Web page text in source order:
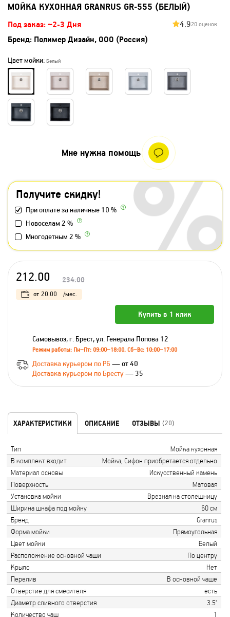
МОЙКА КУХОННАЯ GRANRUS GR-555 (БЕЛЫЙ)
Под заказ: ~2-3 Дня 4.920 оценок
Бренд: Полимер Дизайн, ООО (Россия)
Цвет мойки: Белый
Получите скидку!
При оплате за наличные 10 %
Новоселам 2 %
Многодетным 2 %
Мне нужна помощь
212.00 234.00
от 20.00 /мес.
Купить в 1 клик
Самовывоз, г. Брест, ул. Генерала Попова 12
Режим работы: Пн–Пт: 09:00–18:00, Сб–Вс: 10:00–17:00
Доставка курьером по РБ — от 40
Доставка курьером по Бресту— 35
ХАРАКТЕРИСТИКИ ОПИСАНИЕ ОТЗЫВЫ (20)
Тип
Мойка кухонная
В комплект входит
Мойка, Сифон приобретается отдельно
Материал основы
Искусственный камень
Поверхность
Матовая
Установка мойки
Врезная на столешницу
Ширина шкафа под мойку
60 см
Бренд
Granrus
Форма мойки
Прямоугольная
Цвет мойки
Белый
Расположение основной чаши
По центру
Крыло
Нет
Перелив
В основной чаше
Отверстие для смесителя
есть
Диаметр сливного отверстия
3.5"
Количество чаш
1